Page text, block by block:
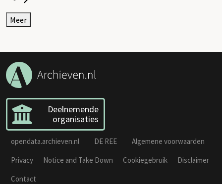
Meer
Deelnemende
organisaties
opendata.archieven.nl DE REE
Algemene voorwaarden
Privacy
Notice and Take Down Cookiegebruik
Disclaimer
Contact